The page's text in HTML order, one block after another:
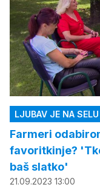
LJUBAV JE NA SELU
Farmeri
favoritkinje?
baš slatko'
21.09.2023 13:00